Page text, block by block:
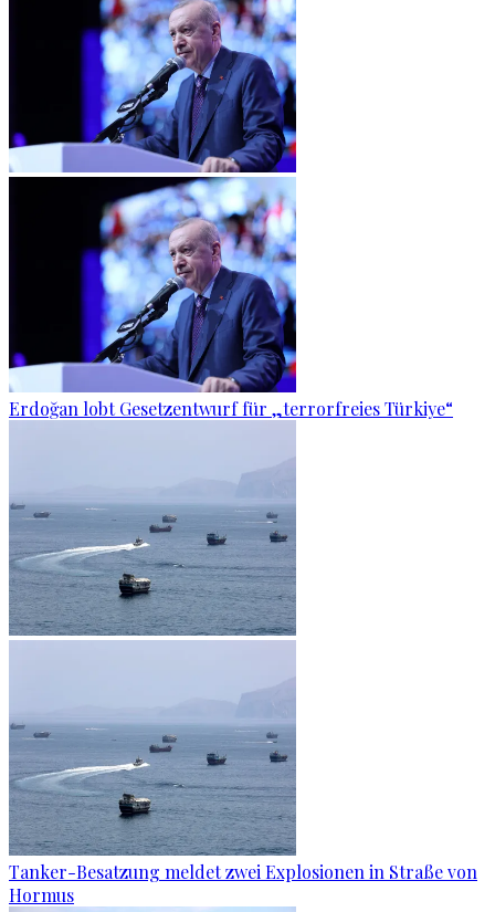
Erdoğan lobt Gesetzentwurf für „terrorfreies Türkiye“
Tanker-Besatzung meldet zwei Explosionen in Straße von
Hormus